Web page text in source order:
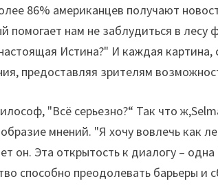
86% американцев получают
помогает нам не заблудиться в
Истина?" И каждая
предоставляя зрителям
"Всё серьезно?“ Так что
мнений. "Я хочу вовлечь как
он. Эта открытость к диалогу –
способно преодолевать барьеры